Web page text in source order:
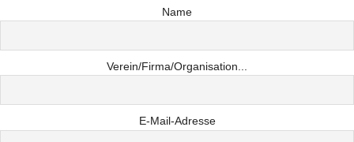
Name
Verein/Firma/Organisation...
E-Mail-Adresse